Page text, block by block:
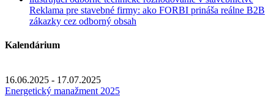
Reklama pre stavebné firmy: ako FORBI prináša reálne B2B
zákazky cez odborný obsah
Kalendárium
16.06.2025 - 17.07.2025
Energetický manažment 2025